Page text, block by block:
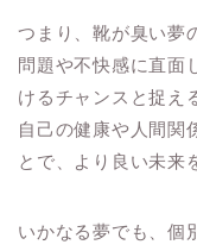
つまり、靴が臭い夢
問題や不快感に直面
けるチャンスと捉え
自己の健康や人間関
とで、より良い未来
いかなる夢でも、個